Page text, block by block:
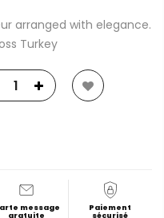
arranged with elegance.
Turkey
message
gratuite
Paiement
sécurisé